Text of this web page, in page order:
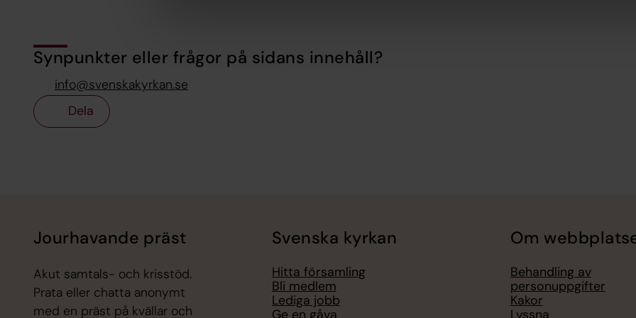
Synpunkter eller frågor på sidans innehåll?
info@svenskakyrkan.se
Dela
Jourhavande präst
Akut samtals- och krisstöd.
Prata eller chatta anonymt
med en präst på kvällar och
Svenska kyrkan
Hitta församling
Bli medlem
Lediga jobb
Ge en gåva
Om
Behandling av
personuppgifter
Kakor
Lyssna